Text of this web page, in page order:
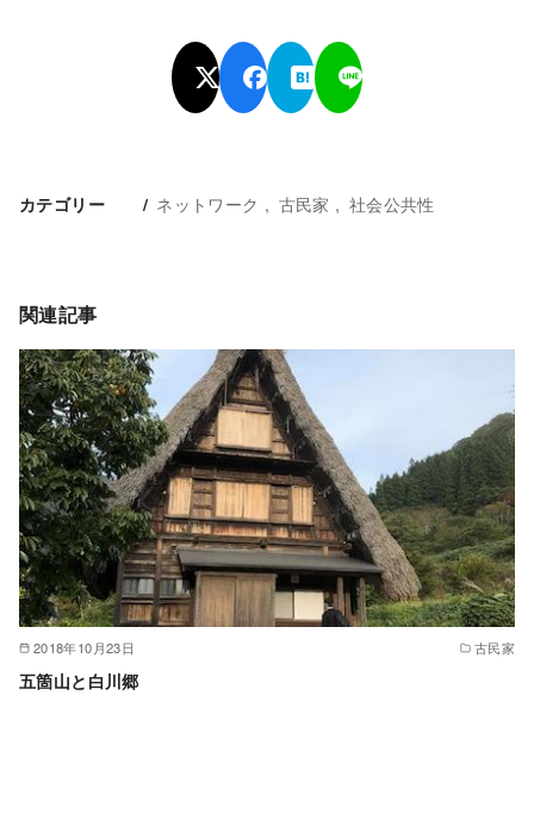
カテゴリー ネットワーク 古民家 社会公共性
関連記事
2018年10月23日 古民家
五箇山と白川郷